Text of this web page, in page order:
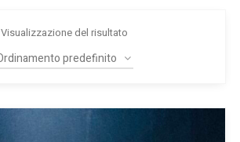
Visualizzazione del risultato